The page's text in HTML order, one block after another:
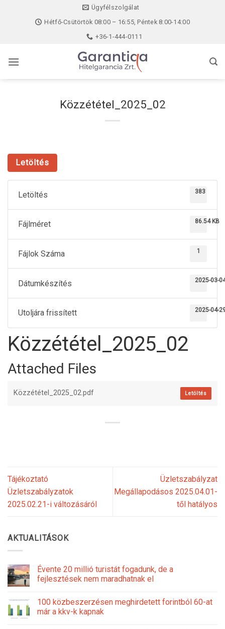
Ügyfélszolgálat
Hétfő-Csütörtök 08:00 – 16:55, Péntek 8:00-14:00
+36-1-444-0111
Közzététel_2025_02
Letöltés
Letöltés 383
Fájlméret 86.54 KB
Fájlok Száma 1
Dátumkészítés 2025-03-
Utoljára frissített 2025-04-
Közzététel_2025_02
Attached Files
Közzététel_2025_02.pdf Letöltés
Tájékoztató
Üzletszabályzatok
2025.02.21-i változásáról
Üzletszabályzat
Megállapodásos 2025.04.01-
től hatályos
AKTUALITÁSOK
Évente 20 millió turistát fogadunk, de a
fejlesztések nem maradhatnak el
100 közbeszerzésen meghirdetett forintból 60-at
már a kkv-k kapnak